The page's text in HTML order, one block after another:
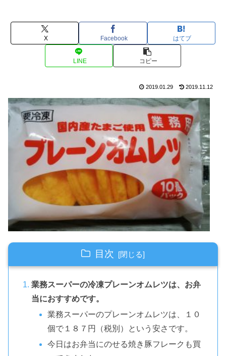
X Facebook はてブ
LINE コピー
2019.01.29 2019.11.12
目次
業務スーパーの冷凍プレーンオムレツは、お弁
当におすすめです。
業務スーパーのプレーンオムレツは、１０
個で１８７円（税別）という安さです。
今日はお弁当にのせる焼き豚フレークも買